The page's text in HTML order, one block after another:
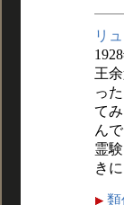
リ
王
っ
て
ん
霊
き
類